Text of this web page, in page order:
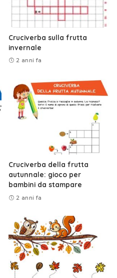
Cruciverba sulla frutta
invernale
2 anni fa
Cruciverba della frutta
autunnale: gioco per
bambini da stampare
2 anni fa